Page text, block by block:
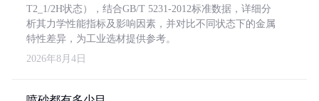
T2_1/2H状态），结合GB/T 5231-2012标准数据，详细分
析其力学性能指标及影响因素，并对比不同状态下的金属
特性差异，为工业选材提供参考。
2026年8月4日